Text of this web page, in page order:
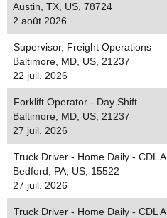
Austin, TX, US, 78724
2 août 2026
Supervisor, Freight Operations
Baltimore, MD, US, 21237
22 juil. 2026
Forklift Operator - Day Shift
Baltimore, MD, US, 21237
27 juil. 2026
Truck Driver - Home Daily - CDL A
Bedford, PA, US, 15522
27 juil. 2026
Truck Driver - Home Daily - CDL A